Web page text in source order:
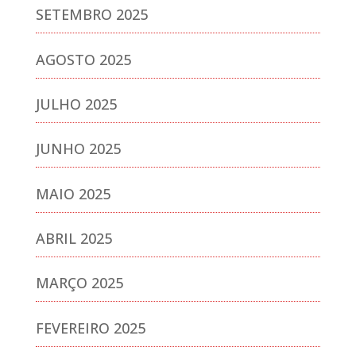
SETEMBRO 2025
AGOSTO 2025
JULHO 2025
JUNHO 2025
MAIO 2025
ABRIL 2025
MARÇO 2025
FEVEREIRO 2025